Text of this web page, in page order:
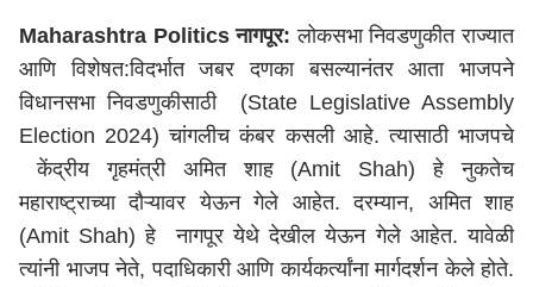
Maharashtra Politics नागपूर: लोकसभा निवडणुकीत राज्यात
आणि विशेषत:विदर्भात जबर दणका बसल्यानंतर आता भाजपने
विधानसभा निवडणुकीसाठी (State Legislative Assembly
Election 2024) चांगलीच कंबर कसली आहे. त्यासाठी भाजपचे
केंद्रीय गृहमंत्री अमित शाह (Amit Shah) हे नुकतेच
महाराष्ट्राच्या दौऱ्यावर येऊन गेले आहेत. दरम्यान, अमित शाह
(Amit Shah) हे नागपूर येथे देखील येऊन गेले आहेत. यावेळी
त्यांनी भाजप नेते, पदाधिकारी आणि कार्यकर्त्यांना मार्गदर्शन केले होते.